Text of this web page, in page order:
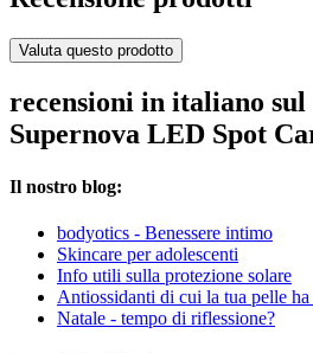
Valuta questo prodotto
recensioni in italiano
Supernova LED Spot
Il nostro blog:
bodyotics - Benessere intimo
Skincare per adolescenti
Info utili sulla protezione solare
Antiossidanti di cui la tua pelle
Natale - tempo di riflessione?